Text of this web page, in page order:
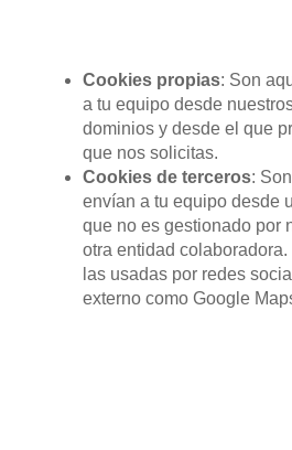
Cookies propias: Son
a tu equipo desde
dominios y desde el que
que nos solicitas.
Cookies de terceros:
envían a tu equipo desde
que no es gestionado por
otra entidad
las usadas por redes
externo como Google